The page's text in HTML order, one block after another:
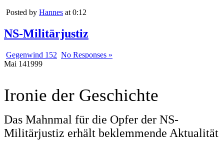
Posted by Hannes at 0:12
NS-Militärjustiz
Gegenwind 152 No Responses »
Mai 141999
Ironie der Geschichte
Das Mahnmal für die Opfer der NS-
Militärjustiz erhält beklemmende Aktualität